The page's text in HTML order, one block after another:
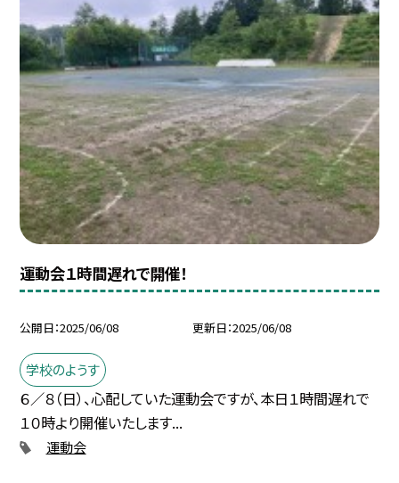
運動会１時間遅れで開催！
公開日 2025/06/08 更新日 2025/06/08
学校のようす
６／８（日）、心配していた運動会ですが、本日１時間遅れで
１０時より開催いたします...
運動会